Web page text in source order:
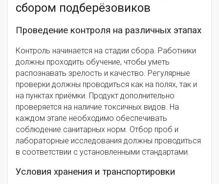
сбором подберёзовиков
Проведение контроля на различных этапах
Контроль начинается на стадии сбора. Работники
должны проходить обучение, чтобы уметь
распознавать зрелость и качество. Регулярные
проверки должны проводиться как на полях, так и
на пунктах приёмки. Продукт дополнительно
проверяется на наличие токсичных видов. На
каждом этапе необходимо обеспечивать
соблюдение санитарных норм. Отбор проб и
лабораторные исследования должны проводиться
в соответствии с установленными стандартами.
Условия хранения и транспортировки